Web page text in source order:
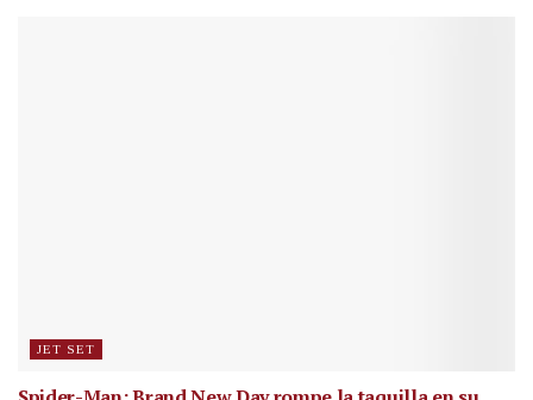
JET SET